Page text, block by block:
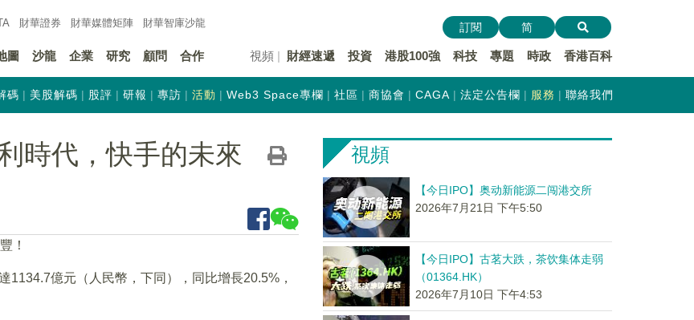
財華證券 財華媒體矩陣 財華智庫沙龍
圖 沙龍 企業 研究 顧問 合作 視頻 財經速遞 投資 港股100強 科技 專題 時政 香港百科
訂閱 简
碼 美股解碼 股評 研報 專訪 活動 Web3 Space專欄 社區 商協會 CAGA 法定公告欄 服務 聯絡我們
時代，快手的未來
！
億元（人民幣，下同），同比增長20.5%，
視頻
【今日IPO】奥动新能源二闯港交所
2026年7月21日 下午5:50
【今日IPO】古茗大跌，茶饮集体走弱
（01364.HK）
2026年7月10日 下午4:53